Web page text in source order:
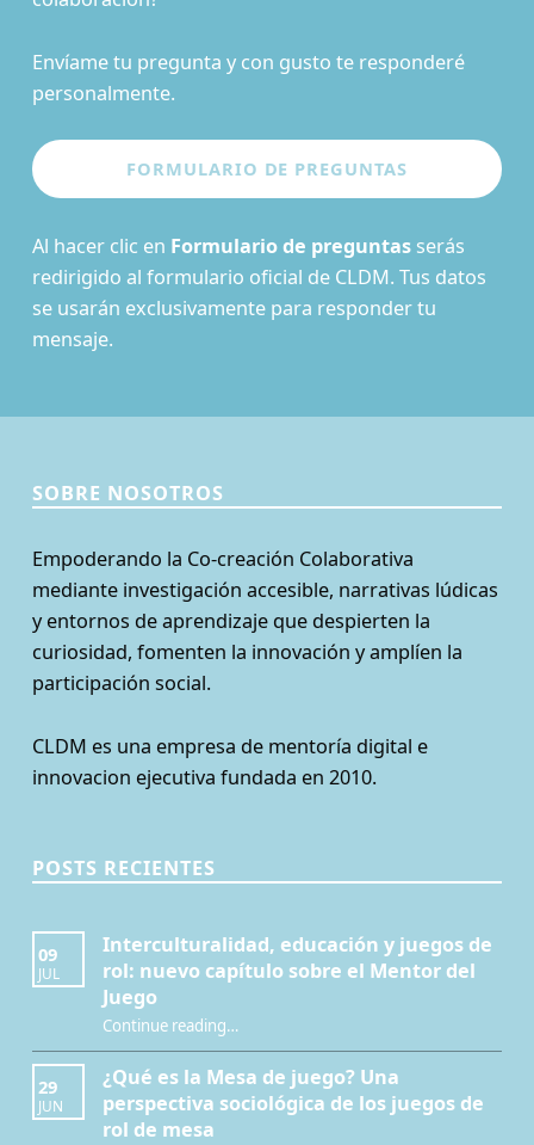
Envíame tu pregunta y con gusto te responderé
personalmente.
Al hacer clic en Formulario de preguntasserás
redirigido al formulario oficial de CLDM. Tus datos
se usarán exclusivamente para responder tu
mensaje.
SOBRE NOSOTROS
Empoderando la Co-creación Colaborativa
mediante investigación accesible, narrativas lúdicas
y entornos de aprendizaje que despierten la
curiosidad, fomenten la innovación y amplíen la
participación social.
CLDM es una empresa de mentoría digital e
innovacion ejecutiva fundada en 2010.
POSTS RECIENTES
09
JUL
Interculturalidad, educación y juegos de
rol: nuevo capítulo sobre el Mentor del
Juego
Continue reading“Interculturalidad, educación y juegos de rol: nuevo capítulo sobre el Mentor del Juego”
…
29
JUN
¿Qué es la Mesa de juego? Una
perspectiva sociológica de los juegos de
rol de mesa